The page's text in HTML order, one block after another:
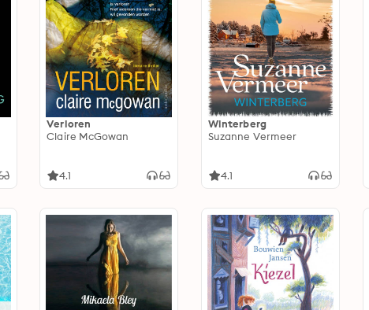
Verloren
Claire McGowan
4.1
Winterberg
Suzanne Vermeer
4.1